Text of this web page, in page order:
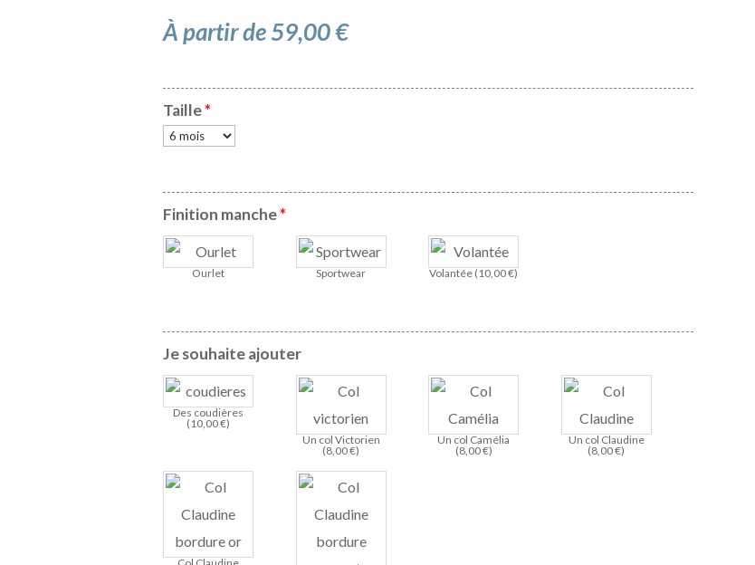
À partir de59,00€
Taille*
Finition manche*
Ourlet Sportwear Volantée (10,00€)
Je souhaite ajouter
Des coudières
(10,00€)
Un col Victorien
(8,00€)
Un col Camélia
(8,00€)
Un col Claudine
(8,00€)